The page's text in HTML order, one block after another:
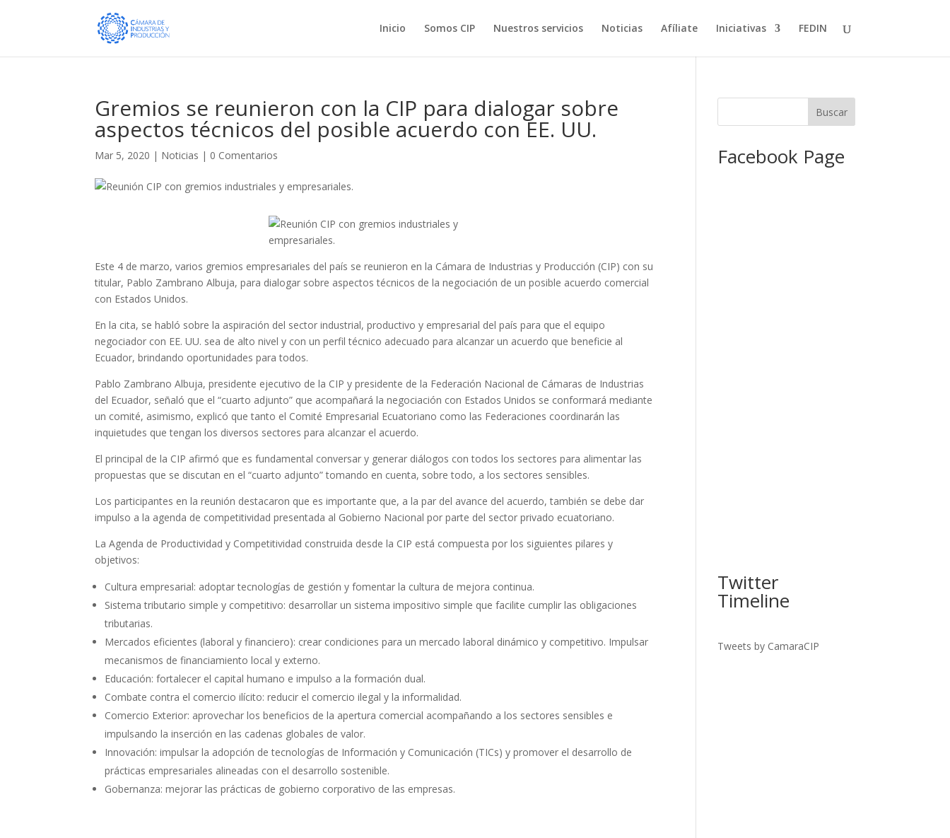
Inicio Somos CIP Nuestros servicios Noticias Afíliate Iniciativas FEDIN
Gremios se reunieron con la CIP para dialogar sobre
aspectos técnicos del posible acuerdo con EE. UU.
Mar 5, 2020 | Noticias | 0 Comentarios
Este 4 de marzo, varios gremios empresariales del país se reunieron en la Cámara de Industrias y Producción (CIP) con su
titular, Pablo Zambrano Albuja, para dialogar sobre aspectos técnicos de la negociación de un posible acuerdo comercial
con Estados Unidos.
En la cita, se habló sobre la aspiración del sector industrial, productivo y empresarial del país para que el equipo
negociador con EE. UU. sea de alto nivel y con un perfil técnico adecuado para alcanzar un acuerdo que beneficie al
Ecuador, brindando oportunidades para todos.
Pablo Zambrano Albuja, presidente ejecutivo de la CIP y presidente de la Federación Nacional de Cámaras de Industrias
del Ecuador, señaló que el “cuarto adjunto” que acompañará la negociación con Estados Unidos se conformará mediante
un comité, asimismo, explicó que tanto el Comité Empresarial Ecuatoriano como las Federaciones coordinarán las
inquietudes que tengan los diversos sectores para alcanzar el acuerdo.
El principal de la CIP afirmó que es fundamental conversar y generar diálogos con todos los sectores para alimentar las
propuestas que se discutan en el “cuarto adjunto” tomando en cuenta, sobre todo, a los sectores sensibles.
Los participantes en la reunión destacaron que es importante que, a la par del avance del acuerdo, también se debe dar
impulso a la agenda de competitividad presentada al Gobierno Nacional por parte del sector privado ecuatoriano.
La Agenda de Productividad y Competitividad construida desde la CIP está compuesta por los siguientes pilares y
objetivos:
Cultura empresarial: adoptar tecnologías de gestión y fomentar la cultura de mejora continua.
Sistema tributario simple y competitivo: desarrollar un sistema impositivo simple que facilite cumplir las obligaciones
tributarias.
Mercados eficientes (laboral y financiero): crear condiciones para un mercado laboral dinámico y competitivo. Impulsar
mecanismos de financiamiento local y externo.
Educación: fortalecer el capital humano e impulso a la formación dual.
Combate contra el comercio ilícito: reducir el comercio ilegal y la informalidad.
Comercio Exterior: aprovechar los beneficios de la apertura comercial acompañando a los sectores sensibles e
impulsando la inserción en las cadenas globales de valor.
Innovación: impulsar la adopción de tecnologías de Información y Comunicación (TICs) y promover el desarrollo de
prácticas empresariales alineadas con el desarrollo sostenible.
Gobernanza: mejorar las prácticas de gobierno corporativo de las empresas.
Facebook Page
Twitter
Timeline
Tweets by CamaraCIP